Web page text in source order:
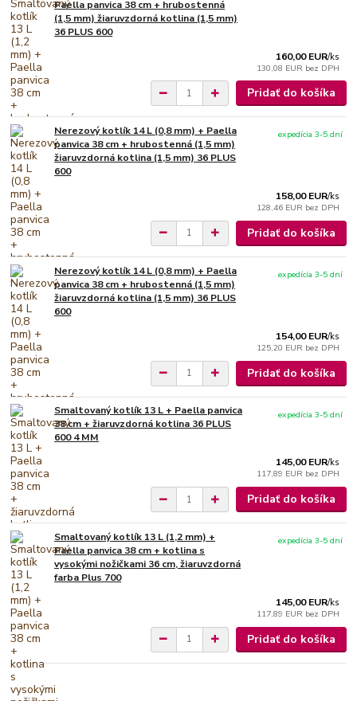
Paella panvica 38 cm + hrubostenná
(1,5 mm) žiaruvzdorná kotlina (1,5 mm)
36 PLUS 600
160,00 EUR/ks
130,08 EUR bez DPH
Pridať do košíka
Nerezový kotlík 14 L (0,8 mm) + Paella
panvica 38 cm + hrubostenná (1,5 mm)
žiaruvzdorná kotlina (1,5 mm) 36 PLUS
600
158,00 EUR/ks
128,46 EUR bez DPH
expedícia 3-5 dní
Pridať do košíka
Nerezový kotlík 14 L (0,8 mm) + Paella
panvica 38 cm + hrubostenná (1,5 mm)
žiaruvzdorná kotlina (1,5 mm) 36 PLUS
600
154,00 EUR/ks
125,20 EUR bez DPH
expedícia 3-5 dní
Pridať do košíka
Smaltovaný kotlík 13 L + Paella panvica
38 cm + žiaruvzdorná kotlina 36 PLUS
600 4 MM
145,00 EUR/ks
117,89 EUR bez DPH
expedícia 3-5 dní
Pridať do košíka
Smaltovaný kotlík 13 L (1,2 mm) +
Paella panvica 38 cm + kotlina s
vysokými nožičkami 36 cm, žiaruvzdorná
farba Plus 700
145,00 EUR/ks
117,89 EUR bez DPH
expedícia 3-5 dní
Pridať do košíka